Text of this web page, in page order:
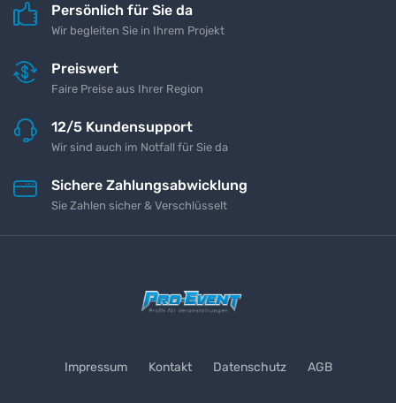
Persönlich für Sie da
Wir begleiten Sie in Ihrem Projekt
Preiswert
Faire Preise aus Ihrer Region
12/5 Kundensupport
Wir sind auch im Notfall für Sie da
Sichere Zahlungsabwicklung
Sie Zahlen sicher & Verschlüsselt
Impressum Kontakt Datenschutz AGB